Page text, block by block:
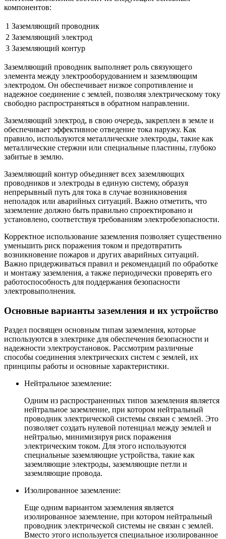
компонентов:
1 Заземляющий проводник
2 Заземляющий электрод
3 Заземляющий контур
Заземляющий проводник выполняет роль связующего
элемента между электрооборудованием и заземляющим
электродом. Он обеспечивает низкое сопротивление и
надежное соединение с землей, позволяя электрическому току
свободно распространяться в обратном направлении.
Заземляющий электрод, в свою очередь, закреплен в земле и
обеспечивает эффективное отведение тока наружу. Как
правило, используются металлические электроды, такие как
металлические стержни или специальные пластины, глубоко
забитые в землю.
Заземляющий контур объединяет всех заземляющих
проводников и электроды в единую систему, образуя
непрерывный путь для тока в случае возникновения
неполадок или аварийных ситуаций. Важно отметить, что
заземление должно быть правильно спроектировано и
установлено, соответствуя требованиям электробезопасности.
Корректное использование заземления позволяет существенно
уменьшить риск поражения током и предотвратить
возникновение пожаров и других аварийных ситуаций.
Важно придерживаться правил и рекомендаций по обработке
и монтажу заземления, а также периодически проверять его
работоспособность для поддержания безопасности
электровыполнения.
Основные варианты заземления и их устройство
Раздел посвящен основным типам заземления, которые
используются в электрике для обеспечения безопасности и
надежности электроустановок. Рассмотрим различные
способы соединения электрических систем с землей, их
принципы работы и основные характеристики.
Нейтральное заземление:
Одним из распространенных типов заземления является
нейтральное заземление, при котором нейтральный
проводник электрической системы связан с землей. Это
позволяет создать нулевой потенциал между землей и
нейтралью, минимизируя риск поражения
электрическим током. Для этого используются
специальные заземляющие устройства, такие как
заземляющие электроды, заземляющие петли и
заземляющие провода.
Изолированное заземление:
Еще одним вариантом заземления является
изолированное заземление, при котором нейтральный
проводник электрической системы не связан с землей.
Вместо этого используется специальное изолированное